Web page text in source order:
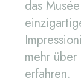
das
mehr
erfahren.